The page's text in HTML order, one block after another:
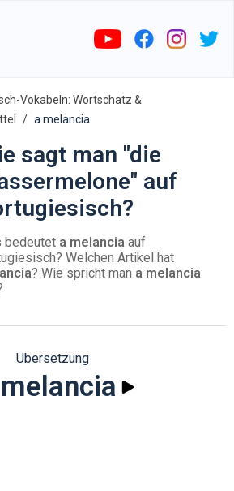
Vokabeln: Wortschatz &
a melancia
sagt man "die
auf
bedeutet a melancia auf
Welchen Artikel hat
? Wie spricht man a melancia
Übersetzung